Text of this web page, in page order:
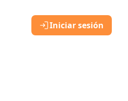
Iniciar sesión